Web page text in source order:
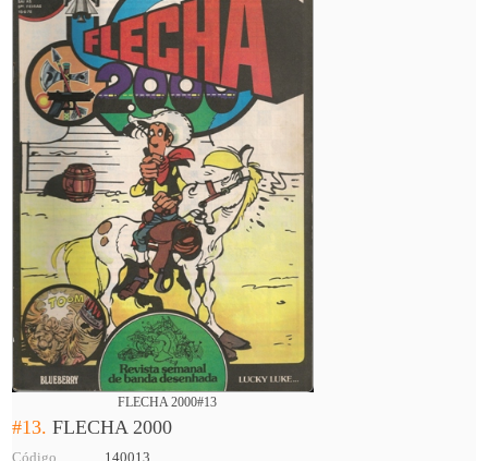
FLECHA 2000#13
#13.FLECHA 2000
Código
140013